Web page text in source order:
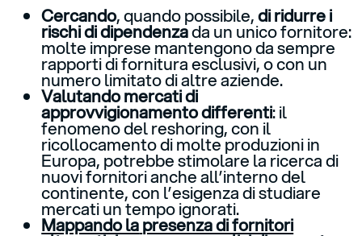
Cercando, quando possibile,di ridurre i
rischi di dipendenzada un unico fornitore:
molte imprese mantengono da sempre
rapporti di fornitura esclusivi, o con un
numero limitato di altre aziende.
Valutandomercati di
approvvigionamento differenti: il
fenomeno del reshoring, con il
ricollocamento di molte produzioni in
Europa, potrebbe stimolare la ricerca di
nuovi fornitori anche all’interno del
continente, con l’esigenza di studiare
mercati un tempo ignorati.
Mappando lapresenza di fornitori